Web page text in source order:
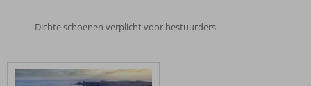
Dichte schoenen verplicht voor bestuurders